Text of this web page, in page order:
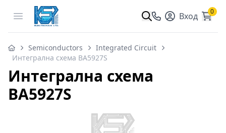
Open menu Вход 0
Semiconductors
Integrated Circuit
Интегрална схема BA5927S
Интегрална схема
BA5927S